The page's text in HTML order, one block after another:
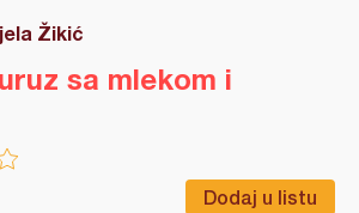
Žikić
Dodaj u listu
sa mlekom i